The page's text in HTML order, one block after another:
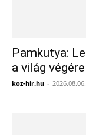
Pamkutya:
a világ
koz-hir.hu -